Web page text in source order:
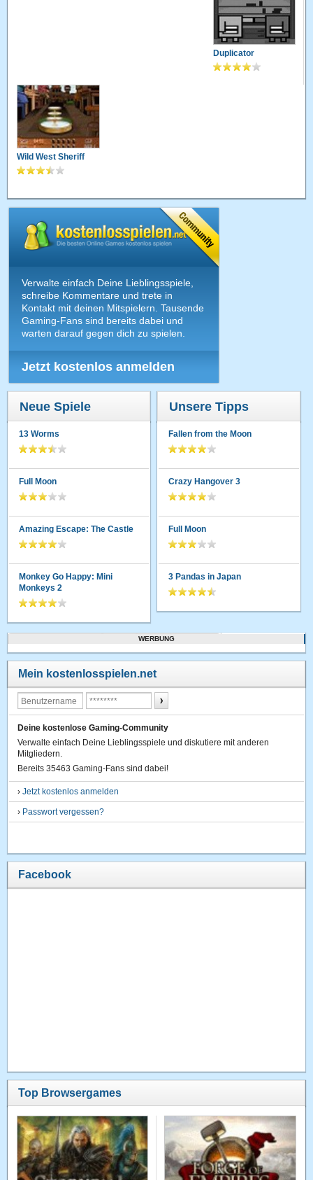
Duplicator
Wild West Sheriff
Verwalte einfach Deine Lieblingsspiele,
schreibe Kommentare und trete in
Kontakt mit deinen Mitspielern. Tausende
Gaming-Fans sind bereits dabei und
warten darauf gegen dich zu spielen.
Jetzt kostenlos anmelden
Neue Spiele
13 Worms
Full Moon
Amazing Escape: The Castle
Monkey Go Happy: Mini
Monkeys 2
Unsere Tipps
Fallen from the Moon
Crazy Hangover 3
Full Moon
3 Pandas in Japan
WERBUNG
Mein kostenlosspielen.net
Deine kostenlose Gaming-Community
Verwalte einfach Deine Lieblingsspiele und diskutiere mit anderen
Mitgliedern.
Bereits 35463 Gaming-Fans sind dabei!
›Jetzt kostenlos anmelden
› Passwort vergessen?
Facebook
Top Browsergames